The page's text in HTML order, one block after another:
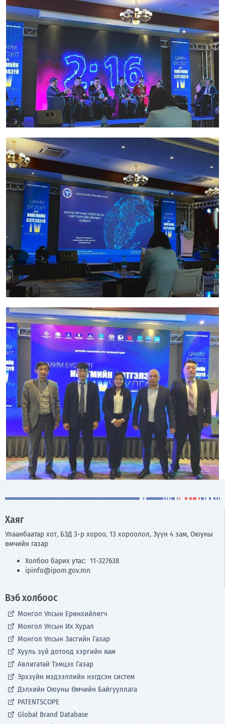
Хаяг
Улаанбаатар хот, БЗД 3-р хороо, 13 хороолол, Зүүн 4 зам, Оюуны
өмчийн газар
Холбоо барих утас: 11-327638
ipinfo@ipom.gov.mn
Вэб холбоос
Монгол Улсын Ерөнхийлөгч
Монгол Улсын Их Хурал
Монгол Улсын Засгийн Газар
Хууль зүй дотоод хэргийн яам
Авлигатай Тэмцэх Газар
Эрхзүйн мэдээллийн нэгдсэн систем
Дэлхийн Оюуны Өмчийн Байгууллага
PATENTSCOPE
Global Brand Database